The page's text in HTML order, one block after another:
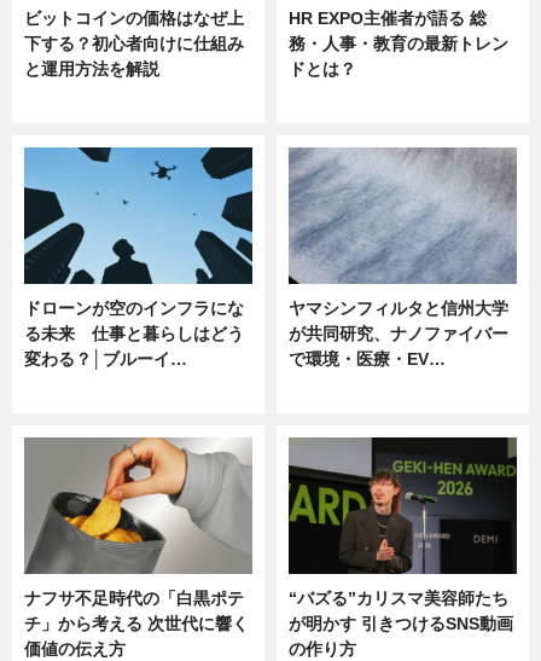
ビットコインの価格はなぜ上
下する？初心者向けに仕組み
と運用方法を解説
HR EXPO主催者が語る 総
務・人事・教育の最新トレン
ドとは？
ドローンが空のインフラにな
る未来 仕事と暮らしはどう
変わる？│ブルーイ…
ヤマシンフィルタと信州大学
が共同研究、ナノファイバー
で環境・医療・EV…
ナフサ不足時代の「白黒ポテ
チ」から考える 次世代に響く
価値の伝え方
“バズる”カリスマ美容師たち
が明かす 引きつけるSNS動画
の作り方